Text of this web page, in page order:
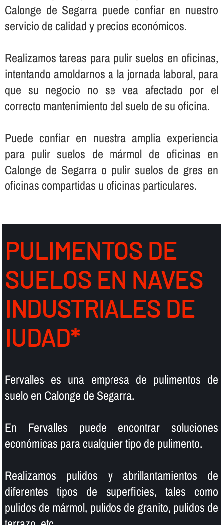
Calonge de Segarra puede confiar en nuestro
servicio de calidad y precios económicos.
Realizamos tareas para pulir suelos en oficinas,
intentando amoldarnos a la jornada laboral, para
que su negocio no se vea afectado por el
correcto mantenimiento del suelo de su oficina.
Puede confiar en nuestra amplia experiencia
para pulir suelos de mármol de oficinas en
Calonge de Segarra o pulir suelos de gres en
oficinas compartidas u oficinas particulares.
PULIMENTOS DE
SUELOS EN NAVES
INDUSTRIALES DE
IUDAD*
Fervalles es una empresa de pulimentos de
suelo en Calonge de Segarra.
En Fervalles puede encontrar soluciones
económicas para cualquier tipo de pulimento.
Realizamos pulidos y abrillantamientos de
diferentes tipos de superficies, tales como
pulidos de mármol, pulidos de granito, pulidos de